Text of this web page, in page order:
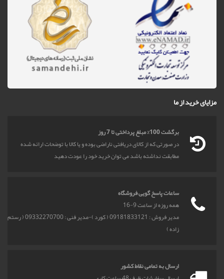
مزایای خرید از ما
برگشت 100% مبلغ پرداختی تا 7 روز
در صورتی که از کالای دریافتی ناراضی بوده و یا کالا با توضحات ارائه شده
مطابقت نداشته باشد می توان خرید خود را عودت دهید
ساعات پاسخ گویی فروشگاه
همه روزه از ساعت 9-16
مدیر فروش : 09181833121 ( کورد )-مدیر فنی : 09332270700 ( رستم
زاده )
ارسال به تمامی نقاط کشور